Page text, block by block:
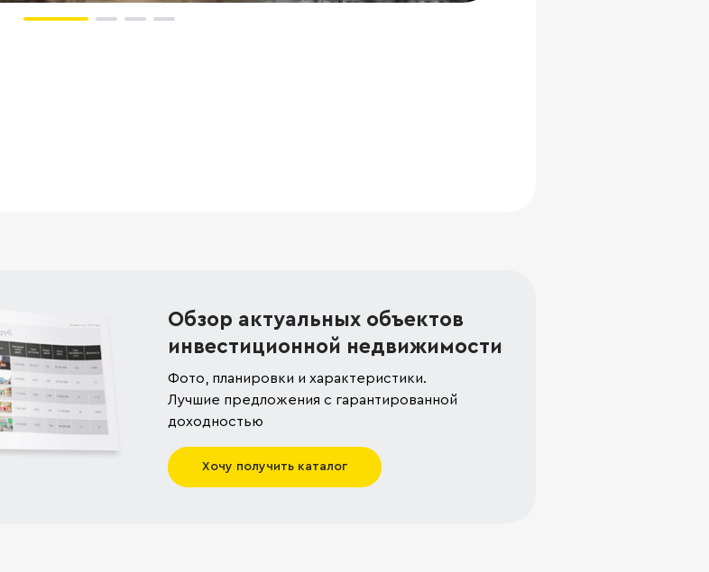
Обзор актуальных объектов
инвестиционной недвижимости
Фото, планировки и характеристики.
Лучшие предложения с гарантированной
доходностью
Хочу получить каталог